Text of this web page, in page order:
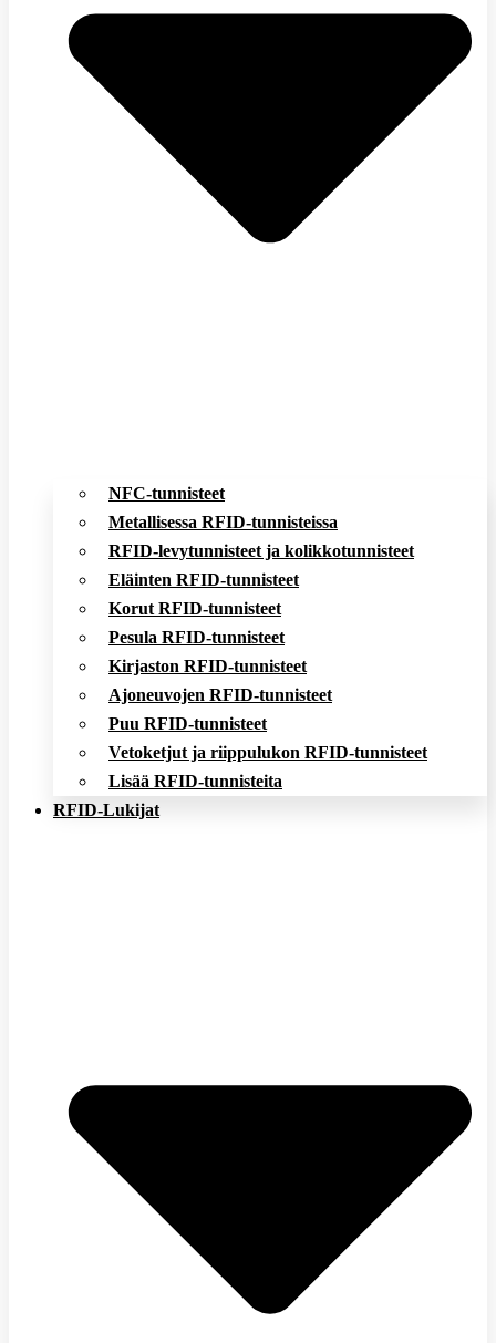
NFC-tunnisteet
Metallisessa RFID-tunnisteissa
RFID-levytunnisteet ja kolikkotunnisteet
Eläinten RFID-tunnisteet
Korut RFID-tunnisteet
Pesula RFID-tunnisteet
Kirjaston RFID-tunnisteet
Ajoneuvojen RFID-tunnisteet
Puu RFID-tunnisteet
Vetoketjut ja riippulukon RFID-tunnisteet
Lisää RFID-tunnisteita
RFID-Lukijat